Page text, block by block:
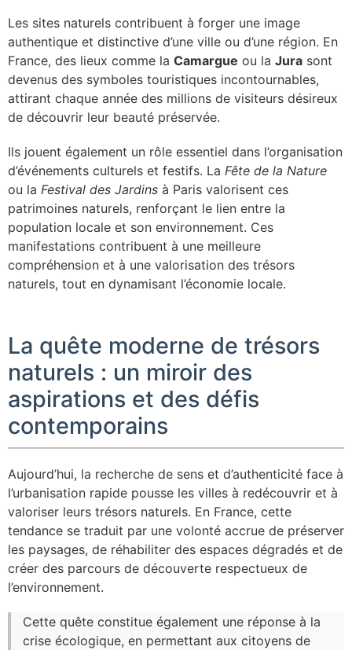
Les sites naturels contribuent à forger une image
authentique et distinctive d’une ville ou d’une région. En
France, des lieux comme la Camargue ou la Jura sont
devenus des symboles touristiques incontournables,
attirant chaque année des millions de visiteurs désireux
de découvrir leur beauté préservée.
Ils jouent également un rôle essentiel dans l’organisation
d’événements culturels et festifs. La Fête de la Nature
ou la Festival des Jardins à Paris valorisent ces
patrimoines naturels, renforçant le lien entre la
population locale et son environnement. Ces
manifestations contribuent à une meilleure
compréhension et à une valorisation des trésors
naturels, tout en dynamisant l’économie locale.
La quête moderne de trésors
naturels : un miroir des
aspirations et des défis
contemporains
Aujourd’hui, la recherche de sens et d’authenticité face à
l’urbanisation rapide pousse les villes à redécouvrir et à
valoriser leurs trésors naturels. En France, cette
tendance se traduit par une volonté accrue de préserver
les paysages, de réhabiliter des espaces dégradés et de
créer des parcours de découverte respectueux de
l’environnement.
Cette quête constitue également une réponse à la
crise écologique, en permettant aux citoyens de